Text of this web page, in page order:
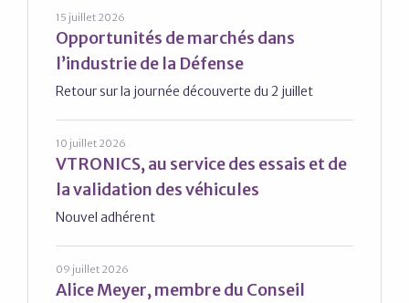
15 juillet 2026
Opportunités de marchés dans
l’industrie de la Défense
Retour sur la journée découverte du 2 juillet
10 juillet 2026
VTRONICS, au service des essais et de
la validation des véhicules
Nouvel adhérent
09 juillet 2026
Alice Meyer, membre du Conseil